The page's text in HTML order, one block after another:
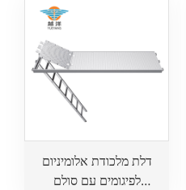
דלת מלכודת אלומיניום
לפיגומים עם סולם